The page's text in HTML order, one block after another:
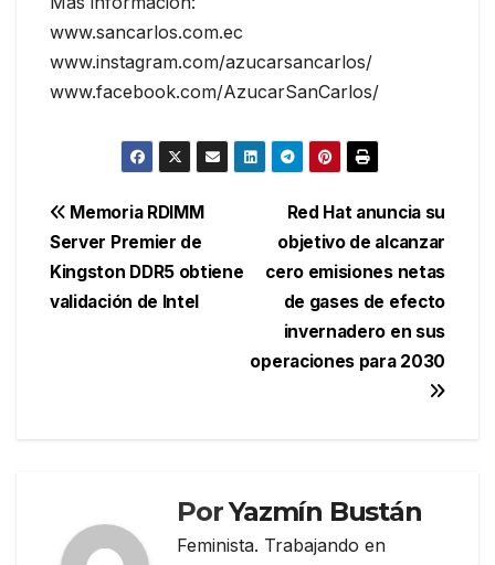
www.sancarlos.com.ec
www.instagram.com/azucarsancarlos/
www.facebook.com/AzucarSanCarlos/
Navegación
de
entradas
Red Hat anuncia su
objetivo de alcanzar
cero emisiones netas
de gases de efecto
invernadero en sus
operaciones para 2030
Memoria RDIMM
Server Premier de
Kingston DDR5 obtiene
validación de Intel
PorYazmín Bustán
Feminista. Trabajando en